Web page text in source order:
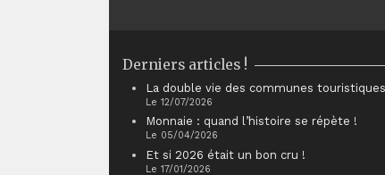
Derniers articles !
La double vie des communes touristiques
Le 12/07/2026
Monnaie : quand l’histoire se répète !
Le 05/04/2026
Et si 2026 était un bon cru !
Le 17/01/2026